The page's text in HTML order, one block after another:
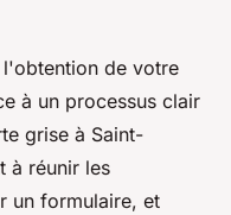
de votre
à un processus clair
grise à Saint-
à réunir les
un formulaire, et